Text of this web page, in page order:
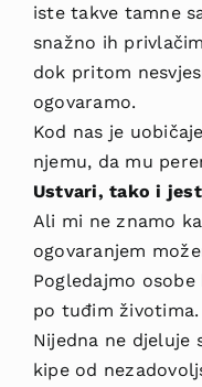
iste takve tamne
snažno ih
dok pritom
ogovaramo.
Kod nas je
njemu, da mu
Ustvari, tako i
Ali mi ne znamo
ogovaranjem
Pogledajmo
po tuđim životima.
Nijedna ne djeluje
kipe od